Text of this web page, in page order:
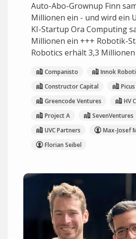
Auto-Abo-Grownup Finn
Millionen ein - und wird ein
KI-Startup Ora Computing
Millionen ein +++ Robotik-
Robotics erhält 3,3
Companisto
Innok
Constructor Capital
Greencode Ventures
HV
Project A
SevenVentures
UVC Partners
Max-Josef
Florian Seibel